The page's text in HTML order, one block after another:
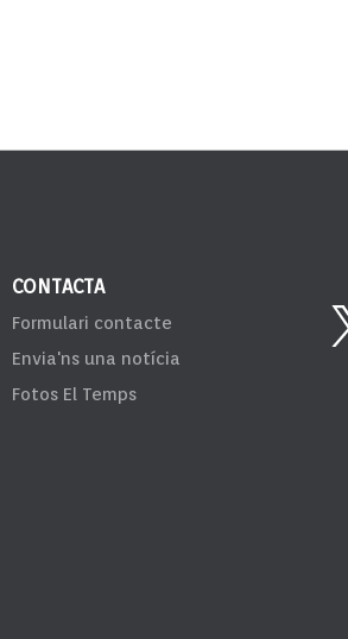
CONTACTA
Formulari contacte
Envia'ns una notícia
Fotos El Temps